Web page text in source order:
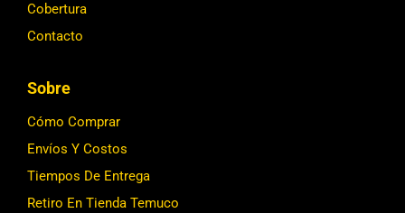
Cobertura
Contacto
Sobre
Cómo Comprar
Envíos Y Costos
Tiempos De Entrega
Retiro En Tienda Temuco